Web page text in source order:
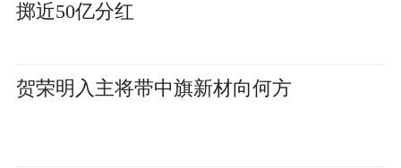
掷近50亿分红
贺荣明入主将带中旗新材向何方